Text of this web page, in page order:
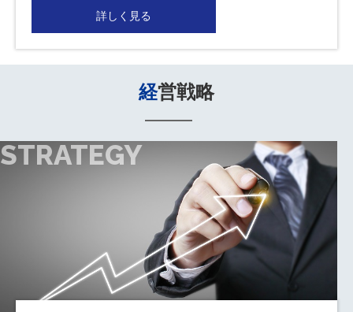
詳しく見る
経営戦略
STRATEGY